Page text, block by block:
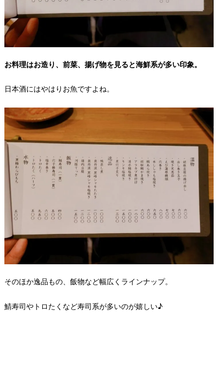
お料理はお造り、前菜、揚げ物を見ると海鮮系が多い印象。
日本酒にはやはりお魚ですよね。
そのほか逸品もの、飯物など幅広くラインナップ。
鯖寿司やトロたくなど寿司系が多いのが嬉しい♪